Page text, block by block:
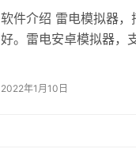
软件介绍 雷电模拟器
好。雷电安卓模拟器，
2022年1月10日